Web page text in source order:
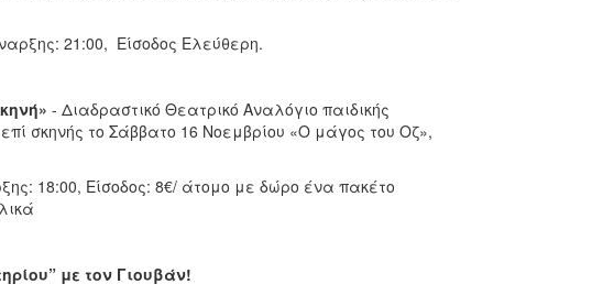
21:00, Είσοδος Ελεύθερη.
- Διαδραστικό Θεατρικό Αναλόγιο παιδικής
σκηνής το Σάββατο 16 Νοεμβρίου «Ο μάγος του Οζ»,
18:00, Είσοδος: 8€/ άτομο με δώρο ένα πακέτο
με τον Γιουβάν!